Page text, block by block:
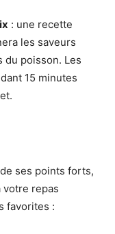
: une recette
les saveurs
du poisson. Les
15 minutes
ses points forts,
votre repas
favorites :